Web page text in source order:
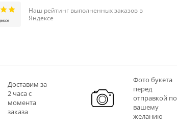
Наш рейтинг выполненных заказов в
Яндексе
Доставим за
2 часа с
момента
заказа
Фото букета
перед
отправкой по
вашему
желанию